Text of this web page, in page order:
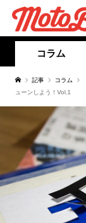
コラム
記事 コラム
ューンしよう！Vol.1